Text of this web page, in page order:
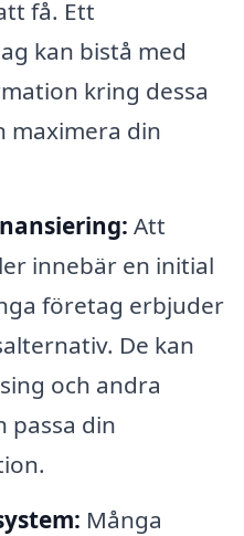
få. Ett
kan bistå med
kring dessa
maximera din
Att
innebär en initial
företag erbjuder
De kan
och andra
passa din
Många